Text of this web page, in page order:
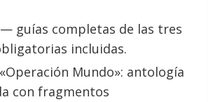
— guías completas de las tres
incluidas.
Mundo»: antología
con fragmentos